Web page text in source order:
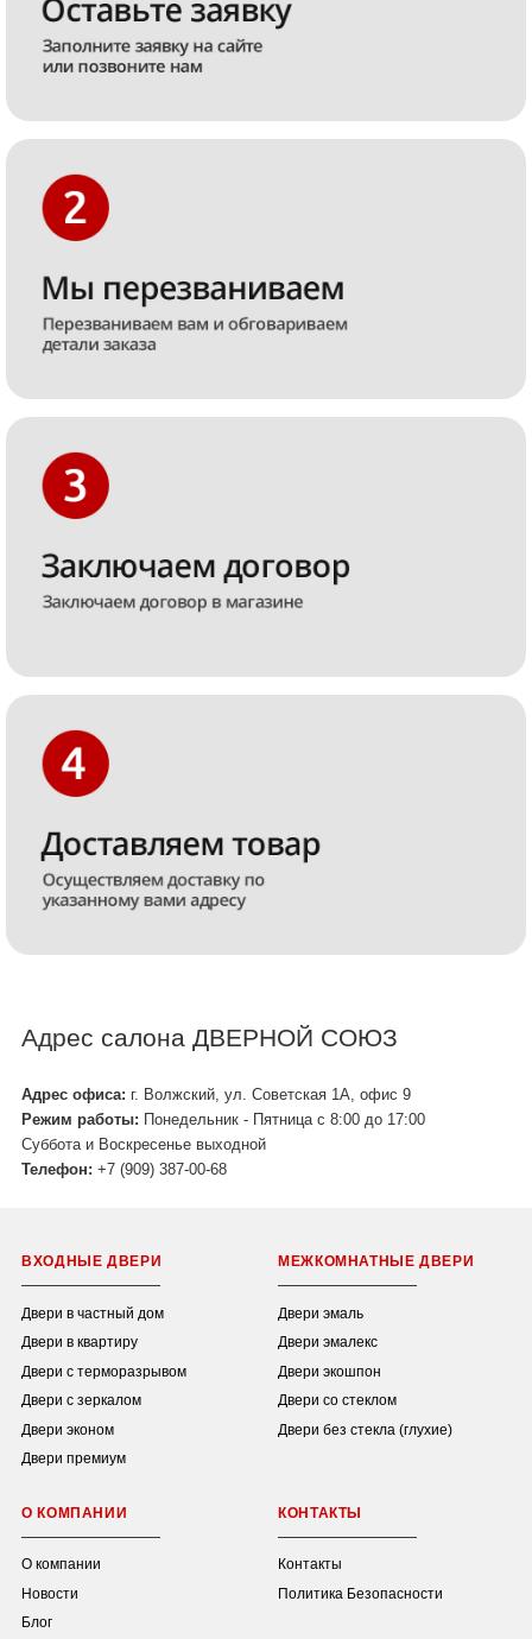
Адрес салона ДВЕРНОЙ СОЮЗ
Адрес офиса: г. Волжский, ул. Советская 1А, офис 9
Режим работы: Понедельник - Пятница с 8:00 до 17:00
Суббота и Воскресенье выходной
Телефон: +7 (909) 387-00-68
ВХОДНЫЕ ДВЕРИ
Двери в частный дом
Двери в квартиру
Двери с терморазрывом
Двери с зеркалом
Двери эконом
Двери премиум
МЕЖКОМНАТНЫЕ ДВЕРИ
Двери эмаль
Двери эмалекс
Двери экошпон
Двери со стеклом
Двери без стекла (глухие)
О КОМПАНИИ
О компании
Новости
Блог
КОНТАКТЫ
Контакты
Политика Безопасности